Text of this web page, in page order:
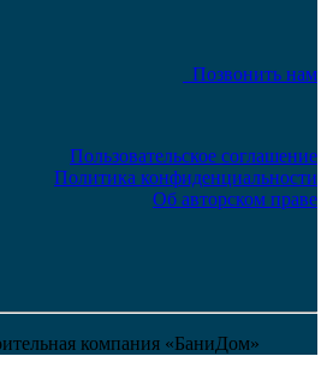
Позвонить нам
Пользовательское соглашение
Политика конфиденциальности
Об авторском праве
компания «БаниДом»